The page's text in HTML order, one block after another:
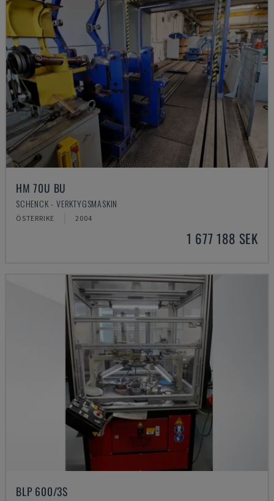
HM 70U BU
SCHENCK - VERKTYGSMASKIN
ÖSTERRIKE 2004
1 677 188 SEK
BLP 600/3S